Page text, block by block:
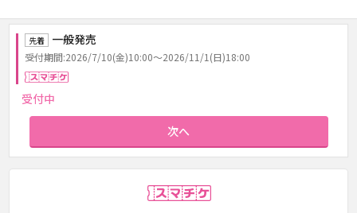
先着 一般発売
受付期間:2026/7/10(金)10:00～2026/11/1(日)18:00
受付中
次へ